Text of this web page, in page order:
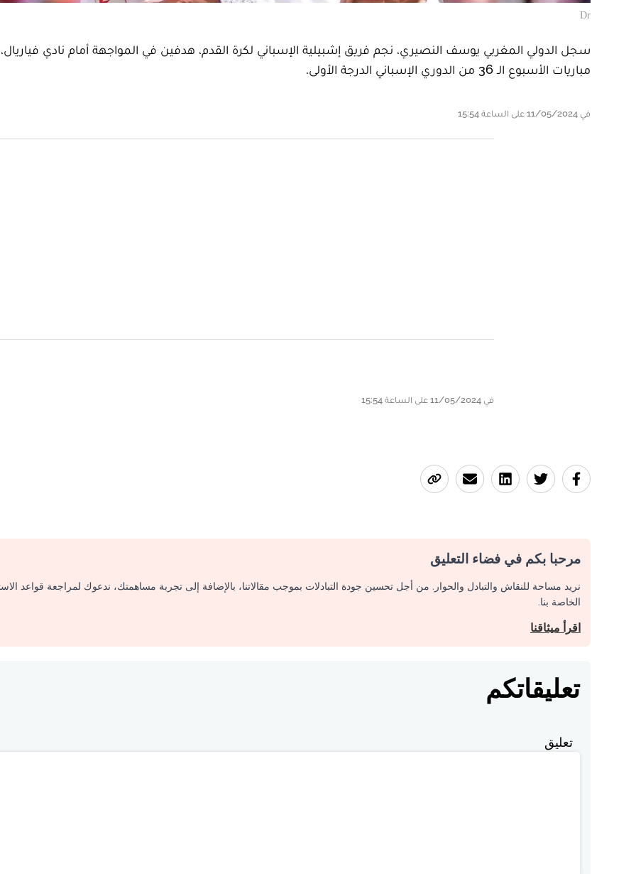
Dr
سجل الدولي المغربي يوسف النصيري، نجم فريق إشبيلية الإسباني لكرة القدم، هدفين في المواجهة أمام نادي
مباريات الأسبوع الـ 36 من الدوري الإسباني الدرجة الأولى.
في 11/05/2024 على الساعة 15:54
في 11/05/2024 على الساعة 15:54
مرحبا بكم في فضاء التعليق
نريد مساحة للنقاش والتبادل والحوار. من أجل تحسين جودة التبادلات بموجب مقالاتنا، بالإضافة إلى تجربة مساهمتك، ندعوك لمراجعة قواعد
الخاصة بنا.
اقرأ ميثاقنا
تعليقاتكم
تعليق